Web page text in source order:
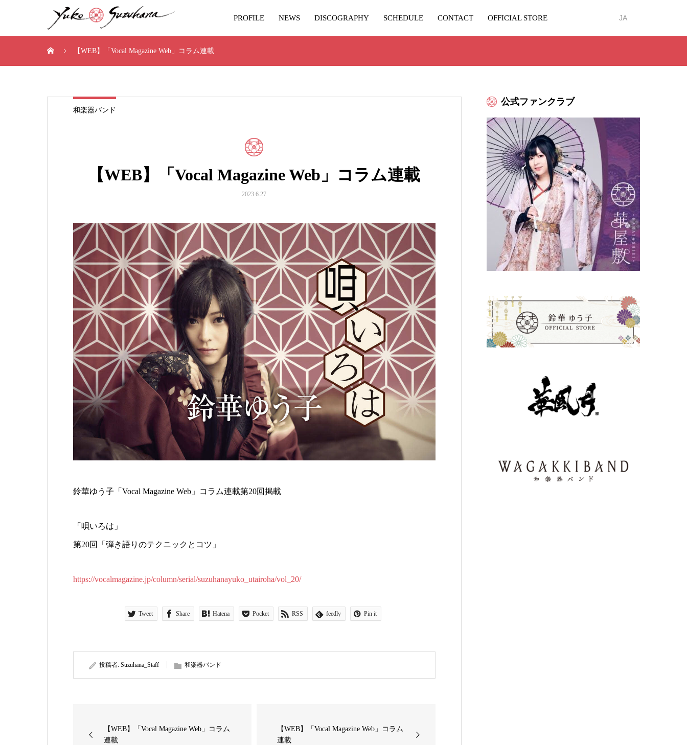
PROFILE NEWS DISCOGRAPHY SCHEDULE CONTACT OFFICIAL STORE JA
【WEB】「Vocal Magazine Web」コラム連載
和楽器バンド
【WEB】「Vocal Magazine Web」コラム連載
2023.6.27
鈴華ゆう子「Vocal Magazine Web」コラム連載第20回掲載
「唄いろは」
第20回「弾き語りのテクニックとコツ」
https://vocalmagazine.jp/column/serial/suzuhanayuko_utairoha/vol_20/
Tweet Share Hatena Pocket RSS feedly Pin it
投稿者: Suzuhana_Staff 和楽器バンド
【WEB】「Vocal Magazine Web」コラム
連載
【WEB】「Vocal Magazine Web」コラム
連載
公式ファンクラブ